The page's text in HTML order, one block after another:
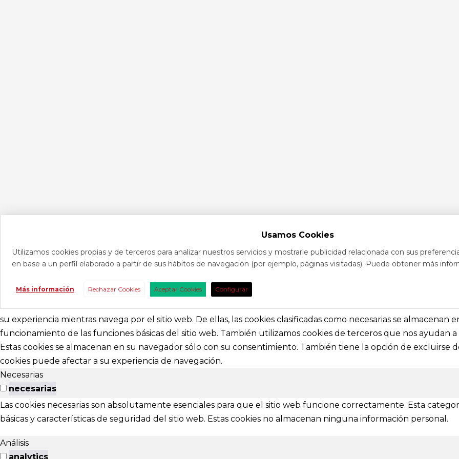
Consúltanos sobre eventos y espectáculos o contacta con
nosotros para solictar información general
abracadabra@festivalvivelamagia.es
festivalvivelamagia.es
secciones e
Inicio
El festival
Usamos Cookies
Utilizamos cookies propias y de terceros para analizar nuestros servicios y mostrarle publicidad relacionada con sus
en base a un perfil elaborado a partir de sus hábitos de navegación (por ejemplo, páginas visitadas). Puede obtener más
Más información Rechazar Cookies Aceptar Cookies Configurar
su experiencia mientras navega por el sitio web. De ellas, las cookies clasificadas como necesarias se almacenan
funcionamiento de las funciones básicas del sitio web. También utilizamos cookies de terceros que nos ayudan
Estas cookies se almacenan en su navegador sólo con su consentimiento. También tiene la opción de excluirse
cookies puede afectar a su experiencia de navegación.
Necesarias
necesarias
Las cookies necesarias son absolutamente esenciales para que el sitio web funcione correctamente. Esta
básicas y características de seguridad del sitio web. Estas cookies no almacenan ninguna información personal.
Análisis
analytics